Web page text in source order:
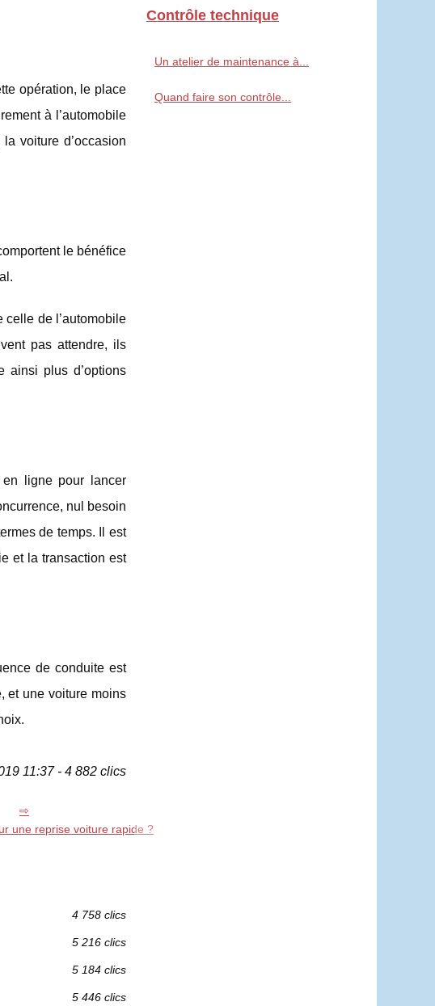
opération, le place
à l’automobile
voiture d’occasion
le bénéfice
celle de l’automobile
pas attendre, ils
ainsi plus d’options
en ligne pour lancer
nul besoin
de temps. Il est
et la transaction est
de conduite est
et une voiture moins
11:37 - 4 882 clics
une reprise voiture rapide ?
4 758 clics
5 216 clics
5 184 clics
5 446 clics
Contrôle technique
Un atelier de maintenance à...
Quand faire son contrôle...